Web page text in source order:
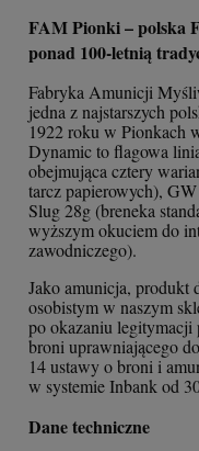
FAM Pionki – polska
ponad 100-letnią
Fabryka Amunicji
jedna z najstarszych
1922 roku w Pionkach
Dynamic to flagowa
obejmująca cztery
tarcz papierowych),
Slug 28g (breneka
wyższym okuciem do
zawodniczego).
Jako amunicja, produkt
osobistym w naszym
po okazaniu legitymacji
broni uprawniającego
14 ustawy o broni i
w systemie Inbank od
Dane techniczne